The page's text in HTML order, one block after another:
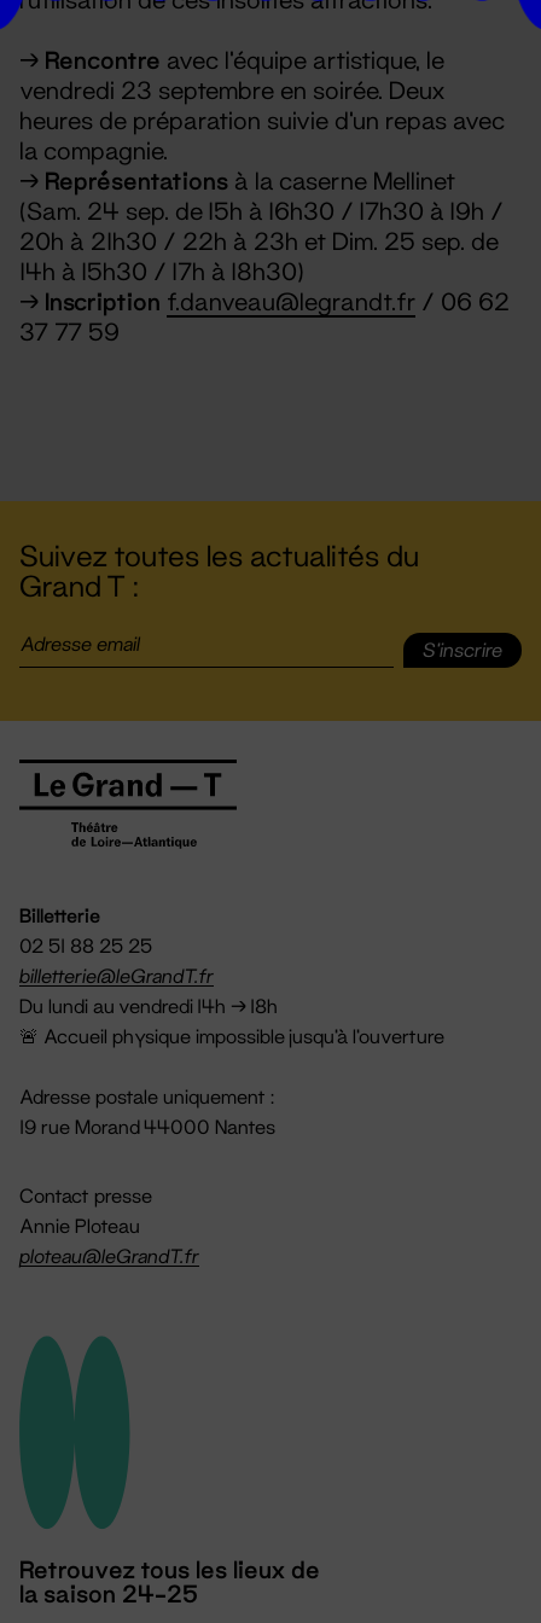
→ Rencontre avec l’équipe artistique, le
vendredi 23 septembre en soirée. Deux
heures de préparation suivie d’un repas avec
la compagnie.
→ Représentations à la caserne Mellinet
(Sam. 24 sep. de 15h à 16h30 / 17h30 à 19h /
20h à 21h30 / 22h à 23h et Dim. 25 sep. de
14h à 15h30 / 17h à 18h30)
→ Inscription f.danveau@legrandt.fr / 06 62
37 77 59
Suivez toutes les actualités du
Grand T :
S'inscrire
Billetterie
02 51 88 25 25
billetterie@leGrandT.fr
Du lundi au vendredi 14h → 18h
🚨 Accueil physique impossible jusqu'à l'ouverture
Adresse postale uniquement :
19 rue Morand 44000 Nantes
Contact presse
Annie Ploteau
ploteau@leGrandT.fr
Retrouvez tous les lieux de
la saison 24-25